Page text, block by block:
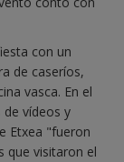
con un
de caseríos,
vasca. En el
vídeos y
Etxea "fueron
que visitaron el